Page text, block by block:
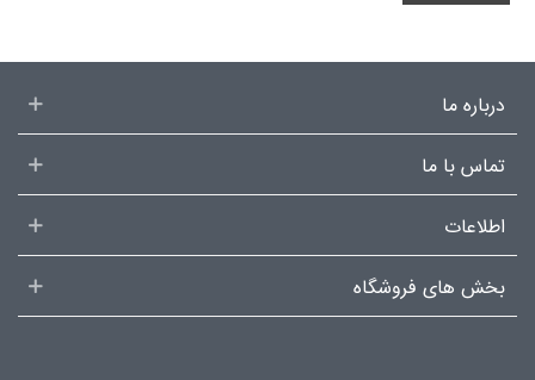
درباره ما
تماس با ما
اطلاعات
بخش های فروشگاه